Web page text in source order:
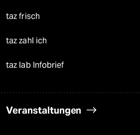
taz frisch
taz zahl ich
taz lab Infobrief
Veranstaltungen